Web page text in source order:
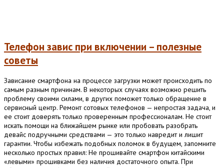
Телефон завис при включении – полезные
советы
Зависание смартфона на процессе загрузки может происходить по
самым разным причинам. В некоторых случаях возможно решить
проблему своими силами, в других поможет только обращение в
сервисный центр. Ремонт сотовых телефонов — непростая задача, и
ее стоит доверять только проверенным профессионалам. Не стоит
искать помощи на ближайшем рынке или пробовать разобрать
девайс подручными средствами — это только навредит и лишит
гарантии. Чтобы избежать подобных поломок в будущем, запомните
несколько простых правил: Не прошивайте смартфон китайскими
«левыми» прошивками без наличия достаточного опыта. При